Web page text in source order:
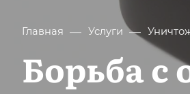
Главная — Услуги —
Борьба с